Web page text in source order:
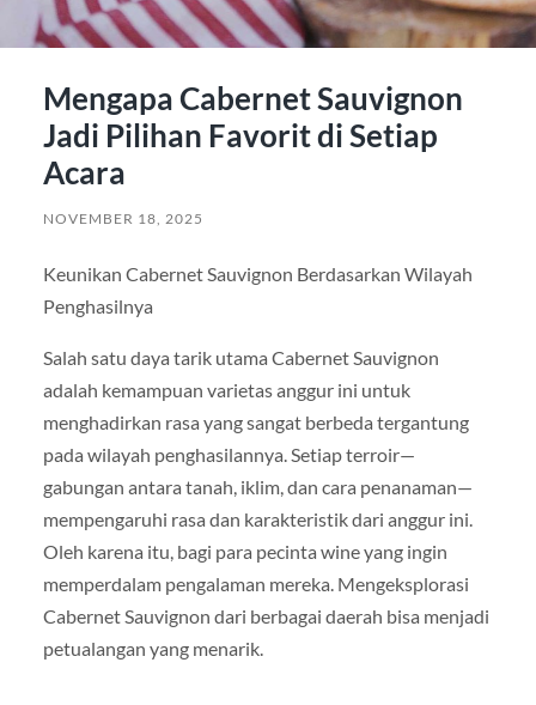
Mengapa Cabernet Sauvignon
Jadi Pilihan Favorit di Setiap
Acara
NOVEMBER 18, 2025
Keunikan Cabernet Sauvignon Berdasarkan Wilayah
Penghasilnya
Salah satu daya tarik utama Cabernet Sauvignon
adalah kemampuan varietas anggur ini untuk
menghadirkan rasa yang sangat berbeda tergantung
pada wilayah penghasilannya. Setiap terroir—
gabungan antara tanah, iklim, dan cara penanaman—
mempengaruhi rasa dan karakteristik dari anggur ini.
Oleh karena itu, bagi para pecinta wine yang ingin
memperdalam pengalaman mereka. Mengeksplorasi
Cabernet Sauvignon dari berbagai daerah bisa menjadi
petualangan yang menarik.